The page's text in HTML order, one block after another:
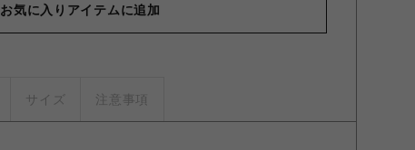
お気に入りアイテムに追加
サイズ 注意事項